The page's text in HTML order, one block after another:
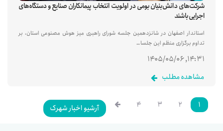
شرکت‌های دانش‌بنیان بومی در اولویت انتخاب پیمانکاران صنایع و دستگاه‌های
اجرایی باشند
استاندار اصفهان در شانزدهمین جلسه شورای راهبری میز هوش مصنوعی استان، بر
تداوم برگزاری منظم این جلسا…
۱۴:۳۱, ۱۴۰۵/۰۵/۰۶
مشاهده مطلب
۱ آرشیو اخبار شهرک